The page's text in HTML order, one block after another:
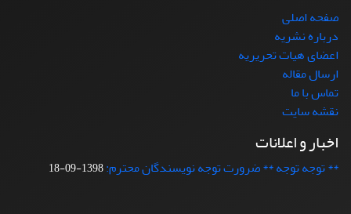
صفحه اصلی
درباره نشریه
اعضای هیات تحریریه
ارسال مقاله
تماس با ما
نقشه سایت
اخبار و اعلانات
** توجه توجه ** ضرورت توجه نویسندگان محترم:1398-09-18